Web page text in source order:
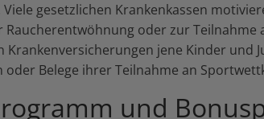
gesetzlichen Krankenkassen
Raucherentwöhnung oder zur Teilnahme
Krankenversicherungen jene Kinder und
oder Belege ihrer Teilnahme an
und